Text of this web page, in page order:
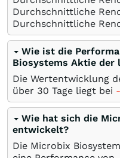
Durchschnittliche
Durchschnittliche
Wie ist die
Biosystems Aktie der
Die Wertentwicklung
über 30 Tage liegt bei
Wie hat sich die
entwickelt?
Die Microbix